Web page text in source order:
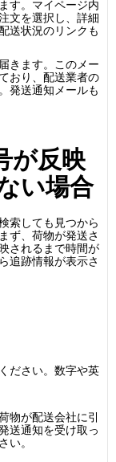
す。マイページ内
文を選択し、詳細
送状況のリンクも
きます。このメー
おり、配送業者の
発送通知メールも
が反映
い場合
索しても見つから
ず、荷物が発送さ
されるまで時間が
追跡情報が表示さ
ださい。数字や英
物が配送会社に引
送通知を受け取っ
い。